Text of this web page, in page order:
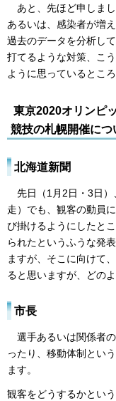
あと、先ほど申しまし
あるいは、感染者が増
過去のデータを分析し
打てるような対策、こ
ように思っているところ
東京2020オリンピ
競技の札幌開催につ
北海道新聞
先日（1月2日・3日）
走）でも、観客の動員
び掛けるようにしたと
られたというふうな発
ますが、そこに向けて
ると思いますが、どの
市長
選手あるいは関係者
ったり、移動体制とい
ます。
観客をどうするかとい